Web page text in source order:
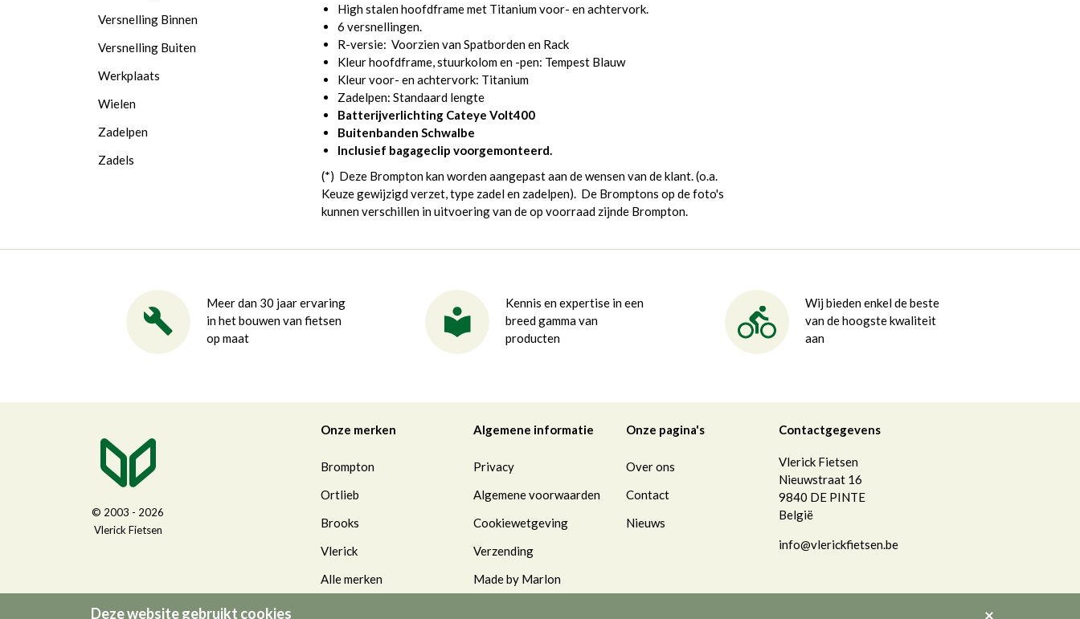
Deze website gebruikt cookies
High stalen hoofdframe met Titanium voor- en achtervork.
6 versnellingen.
R-versie: Voorzien van Spatborden en Rack
Kleur hoofdframe, stuurkolom en -pen: Tempest Blauw
Kleur voor- en achtervork: Titanium
Zadelpen: Standaard lengte
Batterijverlichting Cateye Volt400
Buitenbanden Schwalbe
Inclusief bagageclip voorgemonteerd.
(*) Deze Brompton kan worden aangepast aan de wensen van de klant. (o.a.
Keuze gewijzigd verzet, type zadel en zadelpen). De Bromptons op de foto's
kunnen verschillen in uitvoering van de op voorraad zijnde Brompton.
Versnelling Binnen
Versnelling Buiten
Werkplaats
Wielen
Zadelpen
Zadels
Meer dan 30 jaar ervaring
in het bouwen van fietsen
op maat
Kennis en expertise in een
breed gamma van
producten
Wij bieden enkel de beste
van de hoogste kwaliteit
aan
© 2003 - 2026
Vlerick Fietsen
Onze merken
Brompton
Ortlieb
Brooks
Vlerick
Alle merken
Algemene informatie
Privacy
Algemene voorwaarden
Cookiewetgeving
Verzending
Made by Marlon
Onze pagina's
Over ons
Contact
Nieuws
Contactgegevens
Vlerick Fietsen
Nieuwstraat 16
9840 DE PINTE
België
info@vlerickfietsen.be